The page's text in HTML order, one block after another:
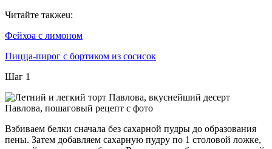
Читайте такжеu:
Фейхоа с лимоном
Пицца-пирог с бортиком из сосисок
Шаг 1
Взбиваем белки сначала без сахарной пудры до образования
пены. Затем добавляем сахарную пудру по 1 столовой ложке,